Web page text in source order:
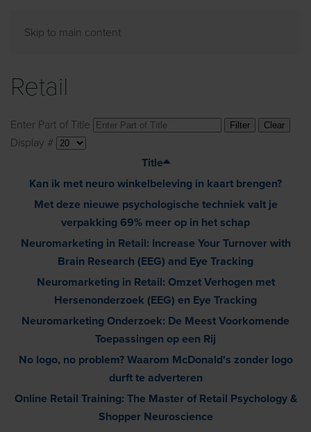
Skip to main content
Retail
Enter Part of Title Filter Clear
Display #
Title
Kan ik met neuro winkelbeleving in kaart brengen?
Met deze nieuwe psychologische techniek valt je
verpakking 69% meer op in het schap
Neuromarketing in Retail: Increase Your Turnover with
Brain Research (EEG) and Eye Tracking
Neuromarketing in Retail: Omzet Verhogen met
Hersenonderzoek (EEG) en Eye Tracking
Neuromarketing Onderzoek: De Meest Voorkomende
Toepassingen op een Rij
No logo, no problem? Waarom McDonald's zonder logo
durft te adverteren
Online Retail Training: The Master of Retail Psychology &
Shopper Neuroscience